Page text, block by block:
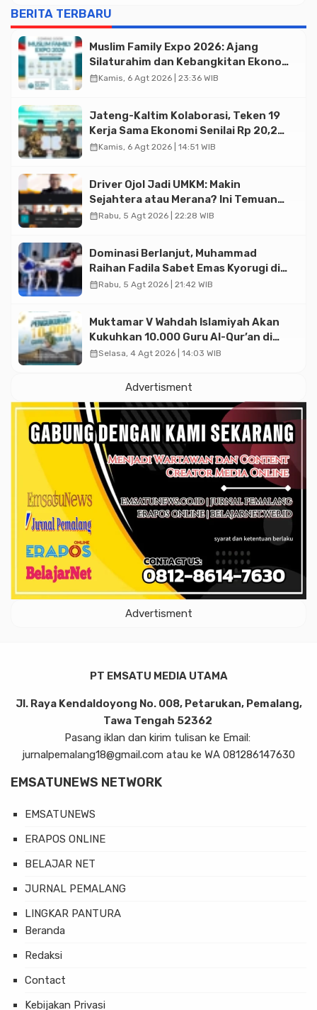
BERITA TERBARU
Muslim Family Expo 2026: Ajang
Silaturahim dan Kebangkitan Ekonomi
Halal di Jakarta
calendar_monthKamis, 6 Agt 2026 | 23:36 WIB
Jateng-Kaltim Kolaborasi, Teken 19
Kerja Sama Ekonomi Senilai Rp 20,2
Triliun
calendar_monthKamis, 6 Agt 2026 | 14:51 WIB
Driver Ojol Jadi UMKM: Makin
Sejahtera atau Merana? Ini Temuan
Diskusi Paramadina
calendar_monthRabu, 5 Agt 2026 | 22:28 WIB
Dominasi Berlanjut, Muhammad
Raihan Fadila Sabet Emas Kyorugi di
Asian Taekwondo Indonesia Open
calendar_monthRabu, 5 Agt 2026 | 21:42 WIB
Muktamar V Wahdah Islamiyah Akan
Kukuhkan 10.000 Guru Al-Qur’an di
Masjid Istiqlal
calendar_monthSelasa, 4 Agt 2026 | 14:03 WIB
Advertisment
Advertisment
PT EMSATU MEDIA UTAMA
Jl. Raya Kendaldoyong No. 008, Petarukan, Pemalang,
Tawa Tengah 52362
Pasang iklan dan kirim tulisan ke Email:
jurnalpemalang18@gmail.com atau ke WA 081286147630
EMSATUNEWS NETWORK
EMSATUNEWS
ERAPOS ONLINE
BELAJAR NET
JURNAL PEMALANG
LINGKAR PANTURA
Beranda
Redaksi
Contact
Kebijakan Privasi